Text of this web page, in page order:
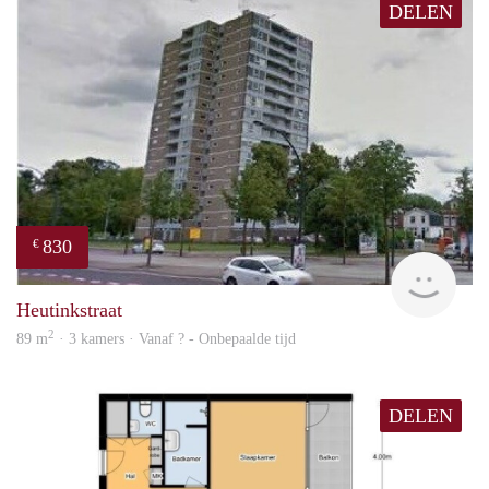
DELEN
€ 830
Heutinkstraat
89 m2 · 3 kamers · Vanaf ? - Onbepaalde tijd
DELEN